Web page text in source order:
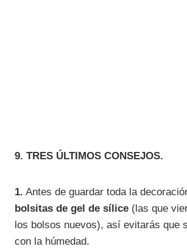
9. TRES ÚLTIMOS CONSEJOS.
1. Antes de guardar toda la
bolsitas de gel de sílice (las que
los bolsos nuevos), así evitarás que
con la húmedad.